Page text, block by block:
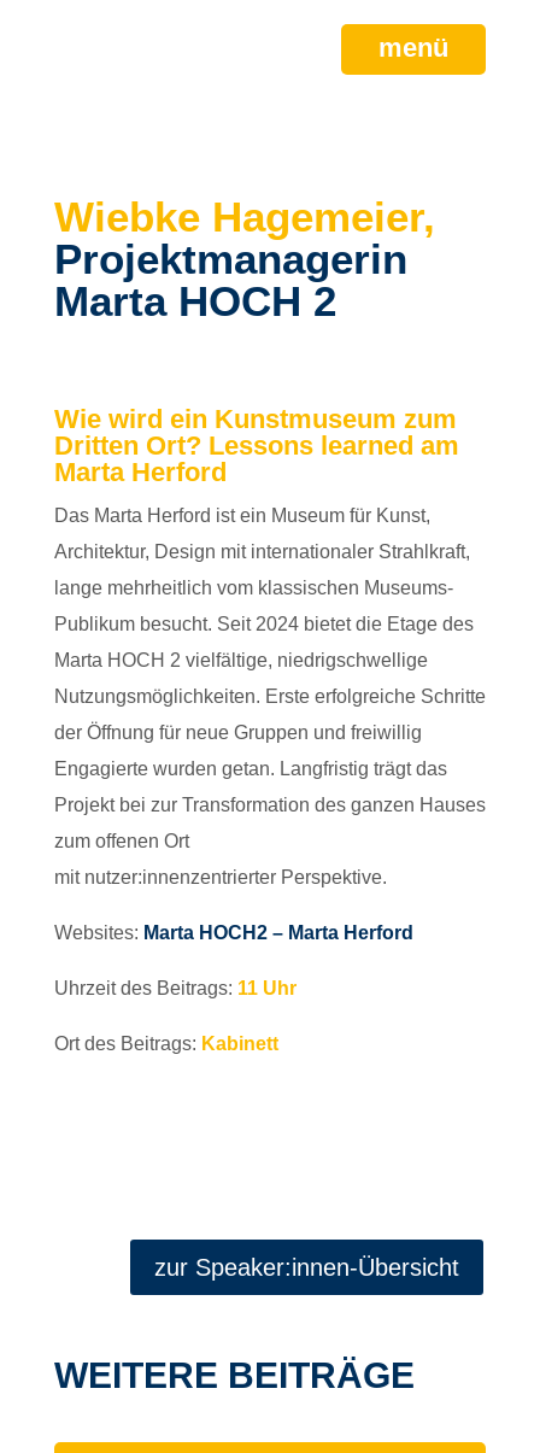
menü
Wiebke Hagemeier,
Projektmanagerin
Marta HOCH 2
Wie wird ein Kunstmuseum zum
Dritten Ort? Lessons learned am
Marta Herford
Das Marta Herford ist ein Museum für Kunst,
Architektur, Design mit internationaler Strahlkraft,
lange mehrheitlich vom klassischen Museums-
Publikum besucht. Seit 2024 bietet die Etage des
Marta HOCH 2 vielfältige, niedrigschwellige
Nutzungsmöglichkeiten. Erste erfolgreiche Schritte
der Öffnung für neue Gruppen und freiwillig
Engagierte wurden getan. Langfristig trägt das
Projekt bei zur Transformation des ganzen Hauses
zum offenen Ort
mit nutzer:innenzentrierter Perspektive.
Websites: Marta HOCH2 – Marta Herford
Uhrzeit des Beitrags: 11 Uhr
Ort des Beitrags: Kabinett
zur Speaker:innen-Übersicht
WEITERE BEITRÄGE